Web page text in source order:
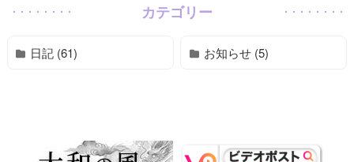
カテゴリー
日記 (61) お知らせ (5)